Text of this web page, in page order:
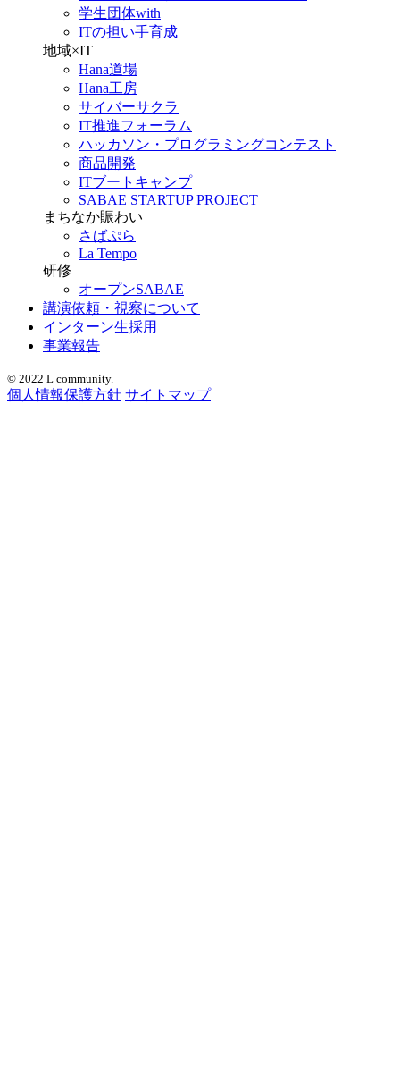
学生団体with
ITの担い手育成
地域×IT
Hana道場
Hana工房
サイバーサクラ
IT推進フォーラム
ハッカソン・プログラミングコンテスト
商品開発
ITブートキャンプ
SABAE STARTUP PROJECT
まちなか賑わい
さばぷら
La Tempo
研修
オープンSABAE
講演依頼・視察について
インターン生採用
事業報告
© 2022 L community.
個人情報保護方針 サイトマップ